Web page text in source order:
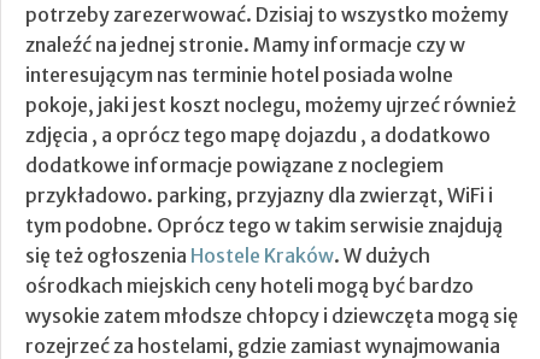
potrzeby zarezerwować. Dzisiaj to wszystko możemy
znaleźć na jednej stronie. Mamy informacje czy w
interesującym nas terminie hotel posiada wolne
pokoje, jaki jest koszt noclegu, możemy ujrzeć również
zdjęcia , a oprócz tego mapę dojazdu , a dodatkowo
dodatkowe informacje powiązane z noclegiem
przykładowo. parking, przyjazny dla zwierząt, WiFi i
tym podobne. Oprócz tego w takim serwisie znajdują
się też ogłoszenia Hostele Kraków. W dużych
ośrodkach miejskich ceny hoteli mogą być bardzo
wysokie zatem młodsze chłopcy i dziewczęta mogą się
rozejrzeć za hostelami, gdzie zamiast wynajmowania